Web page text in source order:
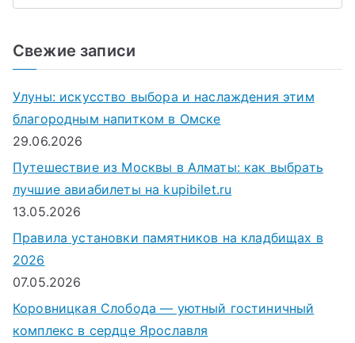
Свежие записи
Улуны: искусство выбора и наслаждения этим
благородным напитком в Омске
29.06.2026
Путешествие из Москвы в Алматы: как выбрать
лучшие авиабилеты на kupibilet.ru
13.05.2026
Правила установки памятников на кладбищах в
2026
07.05.2026
Коровницкая Слобода — уютный гостиничный
комплекс в сердце Ярославля